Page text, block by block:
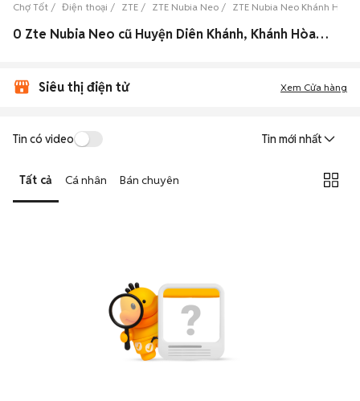
Chợ Tốt Điện thoại ZTE ZTE Nubia Neo ZTE Nubia Neo Khánh Hòa
0 Zte Nubia Neo cũ Huyện Diên Khánh, Khánh Hòa đẹp
Siêu thị điện tử Xem Cửa hàng
Tin có video Tin mới nhất
Tất cả Cá nhân Bán chuyên